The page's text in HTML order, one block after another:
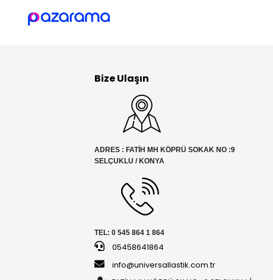
Bize Ulaşın
ADRES : FATİH MH KÖPRÜ SOKAK NO :9
SELÇUKLU / KONYA
TEL: 0 545 864 1 864
05458641864
info@universallastik.com.tr